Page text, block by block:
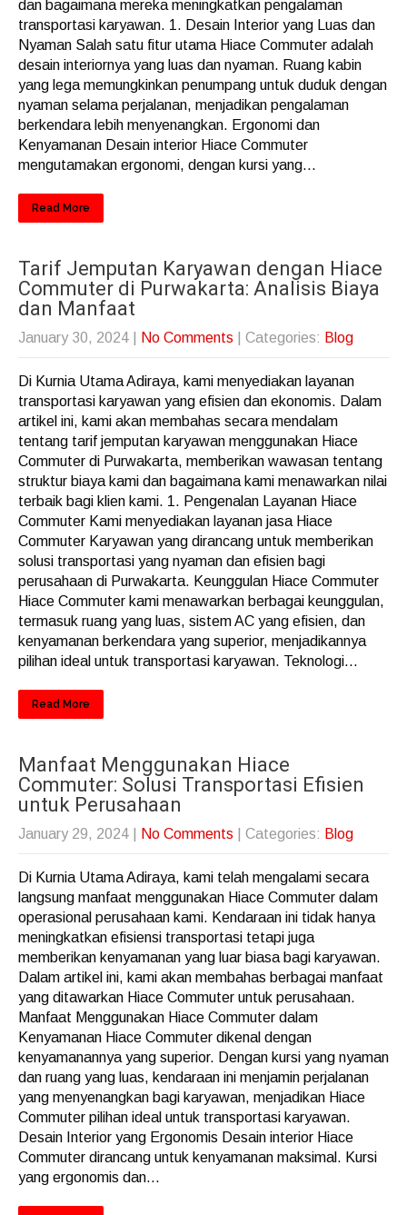
dan bagaimana mereka meningkatkan pengalaman
transportasi karyawan. 1. Desain Interior yang Luas dan
Nyaman Salah satu fitur utama Hiace Commuter adalah
desain interiornya yang luas dan nyaman. Ruang kabin
yang lega memungkinkan penumpang untuk duduk dengan
nyaman selama perjalanan, menjadikan pengalaman
berkendara lebih menyenangkan. Ergonomi dan
Kenyamanan Desain interior Hiace Commuter
mengutamakan ergonomi, dengan kursi yang...
Read More
Tarif Jemputan Karyawan dengan Hiace
Commuter di Purwakarta: Analisis Biaya
dan Manfaat
January 30, 2024 No Comments | Categories: Blog
Di Kurnia Utama Adiraya, kami menyediakan layanan
transportasi karyawan yang efisien dan ekonomis. Dalam
artikel ini, kami akan membahas secara mendalam
tentang tarif jemputan karyawan menggunakan Hiace
Commuter di Purwakarta, memberikan wawasan tentang
struktur biaya kami dan bagaimana kami menawarkan nilai
terbaik bagi klien kami. 1. Pengenalan Layanan Hiace
Commuter Kami menyediakan layanan jasa Hiace
Commuter Karyawan yang dirancang untuk memberikan
solusi transportasi yang nyaman dan efisien bagi
perusahaan di Purwakarta. Keunggulan Hiace Commuter
Hiace Commuter kami menawarkan berbagai keunggulan,
termasuk ruang yang luas, sistem AC yang efisien, dan
kenyamanan berkendara yang superior, menjadikannya
pilihan ideal untuk transportasi karyawan. Teknologi...
Read More
Manfaat Menggunakan Hiace
Commuter: Solusi Transportasi Efisien
untuk Perusahaan
January 29, 2024 No Comments | Categories: Blog
Di Kurnia Utama Adiraya, kami telah mengalami secara
langsung manfaat menggunakan Hiace Commuter dalam
operasional perusahaan kami. Kendaraan ini tidak hanya
meningkatkan efisiensi transportasi tetapi juga
memberikan kenyamanan yang luar biasa bagi karyawan.
Dalam artikel ini, kami akan membahas berbagai manfaat
yang ditawarkan Hiace Commuter untuk perusahaan.
Manfaat Menggunakan Hiace Commuter dalam
Kenyamanan Hiace Commuter dikenal dengan
kenyamanannya yang superior. Dengan kursi yang nyaman
dan ruang yang luas, kendaraan ini menjamin perjalanan
yang menyenangkan bagi karyawan, menjadikan Hiace
Commuter pilihan ideal untuk transportasi karyawan.
Desain Interior yang Ergonomis Desain interior Hiace
Commuter dirancang untuk kenyamanan maksimal. Kursi
yang ergonomis dan...